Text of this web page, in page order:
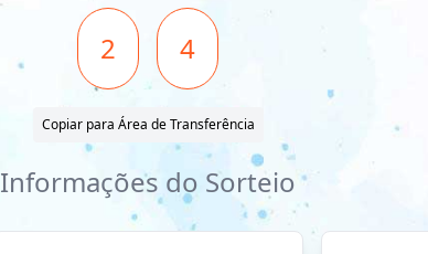
2 4
Copiar para Área de Transferência
Informações do Sorteio